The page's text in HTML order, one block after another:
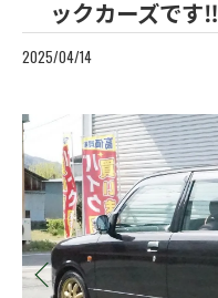
ックカーズです‼️
2025/04/14